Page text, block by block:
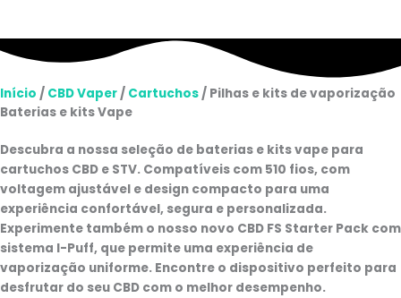
Início / CBD Vaper/ Cartuchos/ Pilhas e kits de vaporização
Baterias e kits Vape
Descubra a nossa seleção de baterias e kits vape para
cartuchos CBD e STV. Compatíveis com 510 fios, com
voltagem ajustável e design compacto para uma
experiência confortável, segura e personalizada.
Experimente também o nosso novo CBD FS Starter Pack com
sistema I-Puff, que permite uma experiência de
vaporização uniforme. Encontre o dispositivo perfeito para
desfrutar do seu CBD com o melhor desempenho.